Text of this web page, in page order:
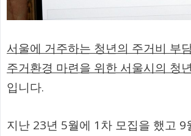
서울에 거주하는 청년의 주거비 부
주거환경 마련을 위한 서울시의 청
입니다.
지난 23년 5월에 1차 모집을 했고 9